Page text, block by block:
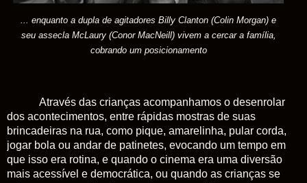
... enquanto a dupla de agitadores Billy Clanton (Colin Morgan) e
seu assecla McLaury (Conor MacNeill) vivem a cercar a família,
cobrando um posicionamento
Através das crianças acompanhamos o desenrolar
dos acontecimentos, entre rápidas mostras de suas
brincadeiras na rua, como pique, amarelinha, pular corda,
jogar bola ou andar de patinetes, evocando um tempo em
que isso era rotina, e quando o cinema era uma diversão
mais acessível e democrática, ou quando as crianças se